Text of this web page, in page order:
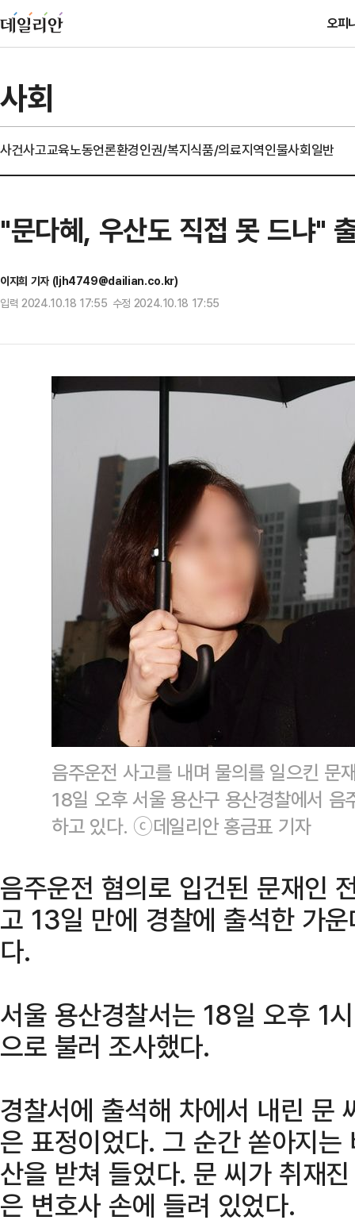
오피
사회
사건사고교육노동언론환경인권/복지식품/의료지역인물사회일반
"문다혜, 우산도 직접 못 드냐"
이지희 기자 (ljh4749@dailian.co.kr)
입력 2024.10.18 17:55 수정 2024.10.18 17:55
음주운전 사고를 내며 물의를 일으킨 문
18일 오후 서울 용산구 용산경찰에서
하고 있다. ⓒ데일리안 홍금표 기자
음주운전 혐의로 입건된 문재인
고 13일 만에 경찰에 출석한 가
다.
서울 용산경찰서는 18일 오후 1
으로 불러 조사했다.
경찰서에 출석해 차에서 내린 문
은 표정이었다. 그 순간 쏟아지
산을 받쳐 들었다. 문 씨가 취재
은 변호사 손에 들려 있었다.